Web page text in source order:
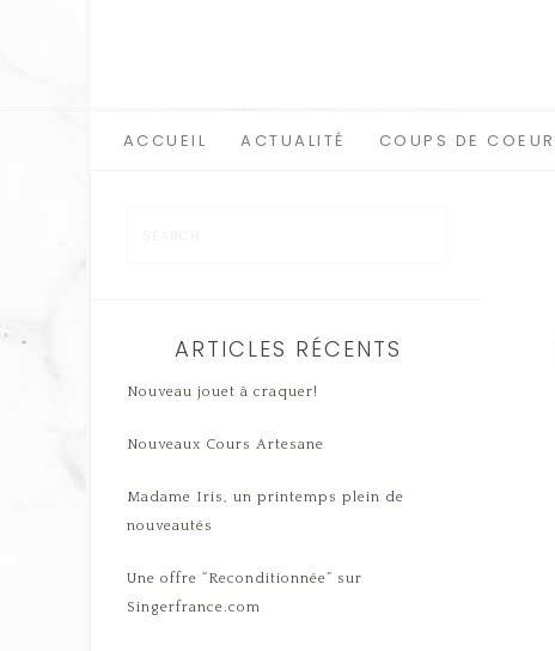
ACCUEIL ACTUALITÉ COUPS DE COEUR
ARTICLES RÉCENTS
Nouveau jouet à craquer!
Nouveaux Cours Artesane
Madame Iris, un printemps plein de
nouveautés
Une offre “Reconditionnée” sur
Singerfrance.com